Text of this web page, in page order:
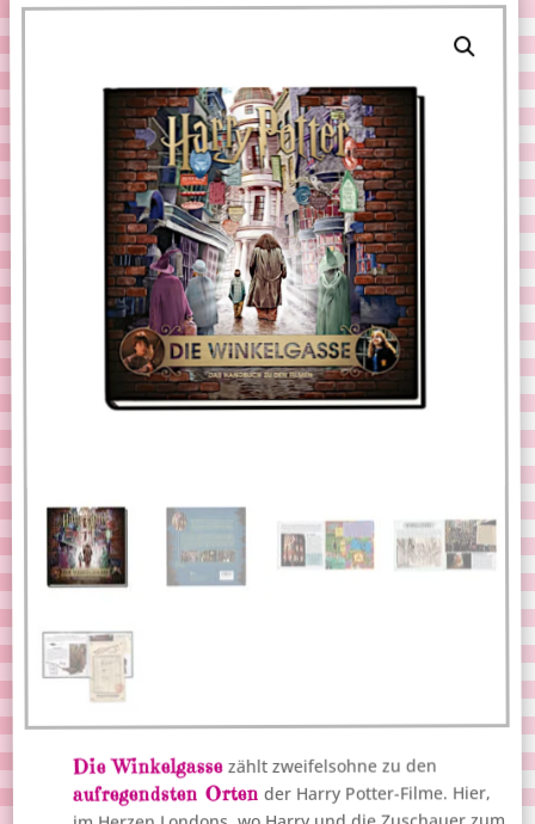
Die Winkelgassezählt zweifelsohne zu den
aufregendsten Orten der Harry Potter-Filme. Hier,